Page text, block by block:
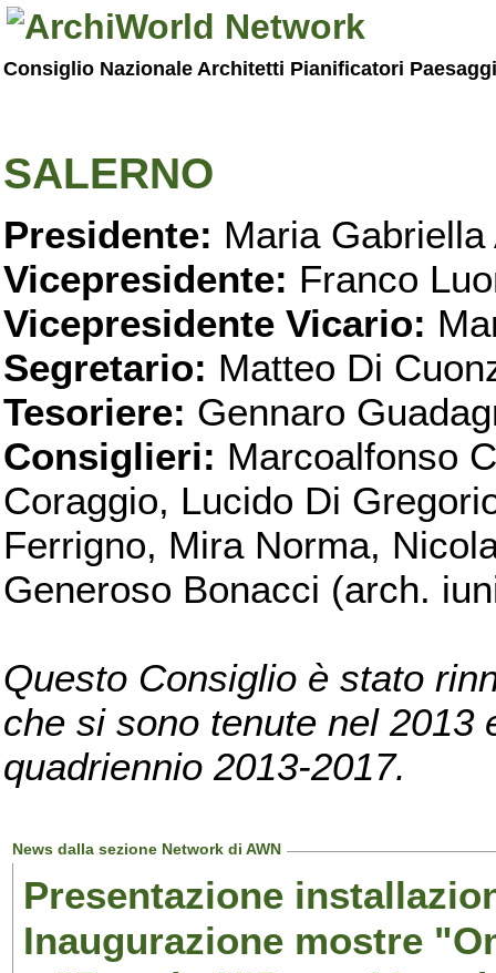
Consiglio Nazionale Architetti Pianificatori
SALERNO
Presidente: Maria Gabriella
Vicepresidente: Franco
Vicepresidente Vicario:
Segretario: Matteo Di
Tesoriere: Gennaro
Consiglieri: Marcoalfonso
Coraggio, Lucido Di
Ferrigno, Mira Norma,
Generoso Bonacci (arch.
Questo Consiglio è stato
che si sono tenute nel 2013
quadriennio 2013-2017.
News dalla sezione Network di AWN
Presentazione
Inaugurazione mostre